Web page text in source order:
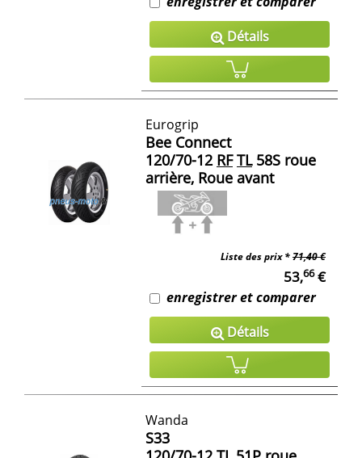
Détails
Eurogrip
Bee Connect
120/70-12 RF TL58S roue
arrière, Roue avant
Liste des prix *71,40 €
53,66€
enregistrer et comparer
Détails
Wanda
S33